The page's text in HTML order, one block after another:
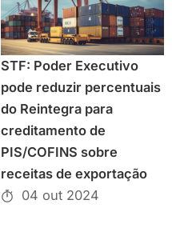
STF: Poder Executivo
pode reduzir percentuais
do Reintegra para
creditamento de
PIS/COFINS sobre
receitas de exportação
04 out 2024